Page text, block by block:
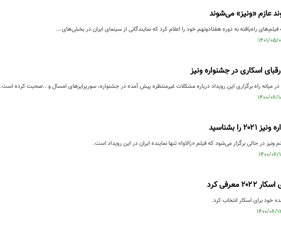
عازم «ونیز» می‌شوند
راه‌یافته به دوره هفتادونهم خود را اعلام کرد که نمایندگانی از سینمای ایران در بخش‌های...
اسکاری در جشنواره ونیز
در میانه راه برگزاری این رویداد درباره مشکلات غیرمنتظره پیش آمده در جشنواره، سورپرایزهای امسال و ..صحبت کرده است.
بشناسید
در حالی برگزار می‌شود که فیلم «زالاوا» تنها نماینده ایران در این رویداد است.
کرد
خود برای اسکار انتخاب کرد.